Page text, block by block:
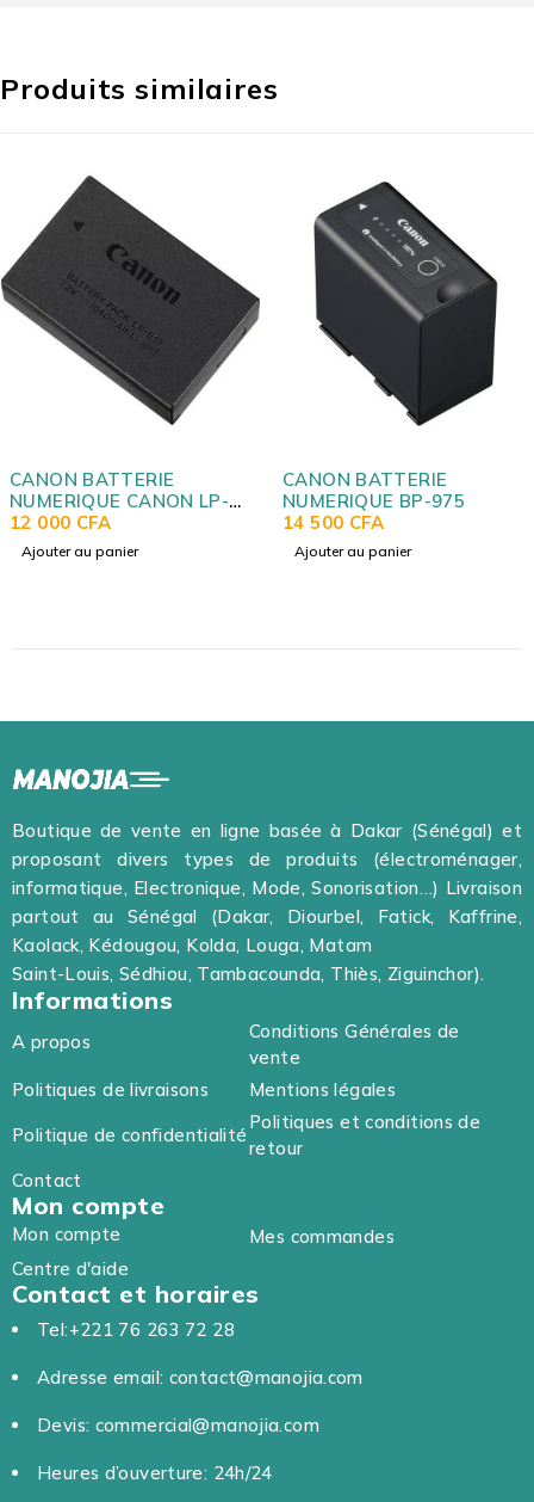
Produits similaires
CANON LP-
CANON BATTERIE
NUMERIQUE BP-975
CFA
Ajouter au panier
Boutique de vente en ligne basée à Dakar (Sénégal) et
proposant divers types de produits (électroménager,
informatique, Electronique, Mode, Sonorisation…) Livraison
partout au Sénégal (Dakar, Diourbel, Fatick, Kaffrine,
Kaolack, Kédougou, Kolda, Louga, Matam
Saint-Louis, Sédhiou, Tambacounda, Thiès, Ziguinchor).
Informations
A propos
Conditions Générales de
vente
Politiques de livraisons
Mentions légales
Politique de confidentialité
Politiques et conditions de
retour
Contact
Mon compte
Mon compte
Mes commandes
Centre d'aide
Contact et horaires
Tel:+221 76 263 72 28
Adresse email: contact@manojia.com
Devis: commercial@manojia.com
Heures d’ouverture: 24h/24